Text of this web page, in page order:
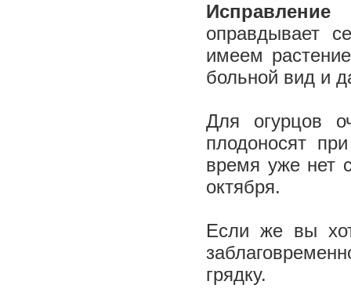
оправдывает
имеем
больной вид и
Для огурцов
плодоносят
время уже нет
октября.
Если же вы
грядку.